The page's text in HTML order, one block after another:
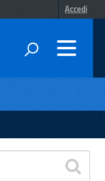
Accedi